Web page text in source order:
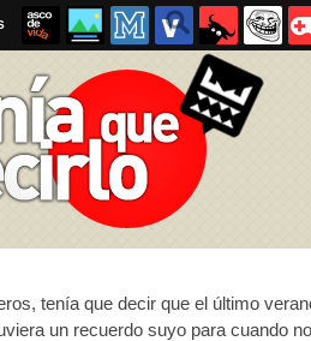
tenía que decir que el último
un recuerdo suyo para cuando